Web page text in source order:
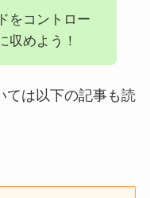
をコントロー
収めよう！
ては以下の記事も読